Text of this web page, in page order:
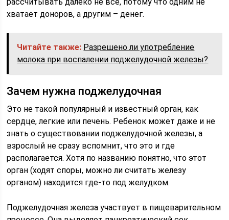
хватает доноров, а другим – денег.
Читайте также: Разрешено ли употребление
молока при воспалении поджелудочной железы?
Зачем нужна поджелудочная
Это не такой популярный и известный орган, как
сердце, легкие или печень. Ребенок может даже и не
знать о существовании поджелудочной железы, а
взрослый не сразу вспомнит, что это и где
располагается. Хотя по названию понятно, что этот
орган (ходят споры, можно ли считать железу
органом) находится где-то под желудком.
Поджелудочная железа участвует в пищеварительном